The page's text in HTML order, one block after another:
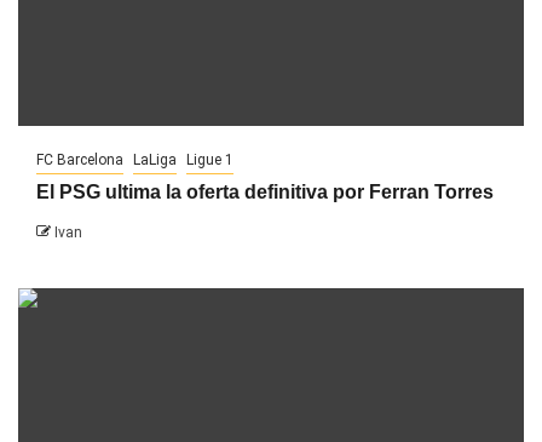
FC Barcelona LaLiga Ligue 1
El PSG ultima la oferta definitiva por Ferran Torres
Ivan